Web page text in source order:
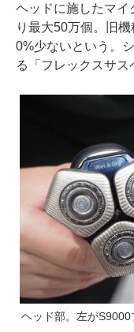
ヘッドに施したマイ
り最大50万個。旧
0%少ないという。
る「フレックスサス
ヘッド部。左が